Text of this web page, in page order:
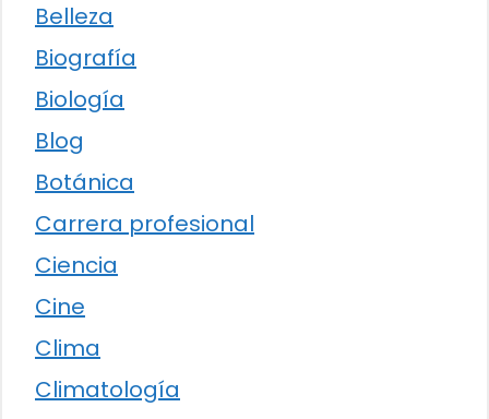
Belleza
Biografía
Biología
Blog
Botánica
Carrera profesional
Ciencia
Cine
Clima
Climatología